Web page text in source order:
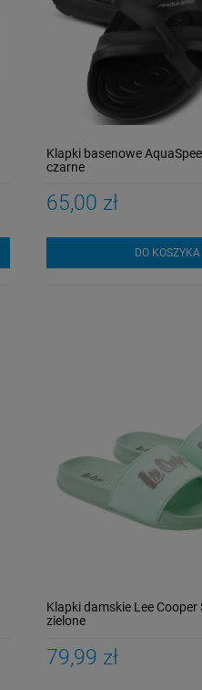
Klapki basenowe
czarne
65,00 zł
DO KOSZYKA
Klapki damskie Lee
zielone
79,99 zł